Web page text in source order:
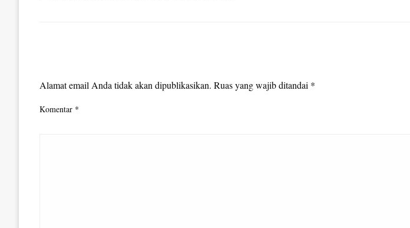
Alamat email Anda tidak akan dipublikasikan. Ruas yang wajib ditandai *
Komentar *